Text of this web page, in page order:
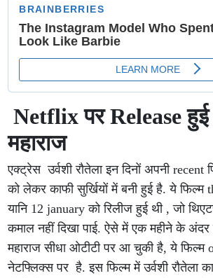
Netflix पर Release
महाराज
एक्ट्रेस उर्वशी रौतेला इन दिनों अपनी recent
को लेकर काफी सुर्खियों में बनी हुई है. ये फिल्म
यानि 12 january को रिलीज हुई थी , जो
कमाल नहीं दिखा पाई. ऐसे में एक महीने के अंदर
महाराज सीधा ओटीटी पर आ चुकी है, ये फिल्म
नेटफ्लिक्स पर है. इस फिल्म में उर्वशी रौतेला